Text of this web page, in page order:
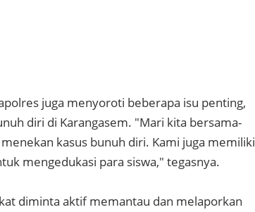
juga menyoroti beberapa isu penting,
diri di Karangasem. "Mari kita bersama-
kasus bunuh diri. Kami juga memiliki
mengedukasi para siswa," tegasnya.
diminta aktif memantau dan melaporkan